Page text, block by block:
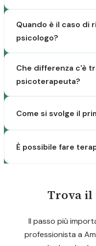
Quando è il caso di
psicologo?
Che differenza c'è
psicoterapeuta?
Come si svolge il
È possibile fare
Trova il
Il passo più
professionista a